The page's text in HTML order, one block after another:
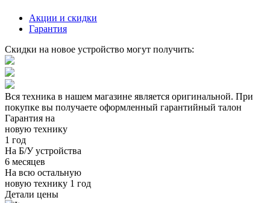
Акции и скидки
Гарантия
Скидки на новое устройство могут получить:
Вся техника в нашем магазине является оригинальной. При
покупке вы получаете оформленный гарантийный талон
Гарантия на
новую технику
1 год
На Б/У устройства
6 месяцев
На всю остальную
новую технику 1 год
Детали цены